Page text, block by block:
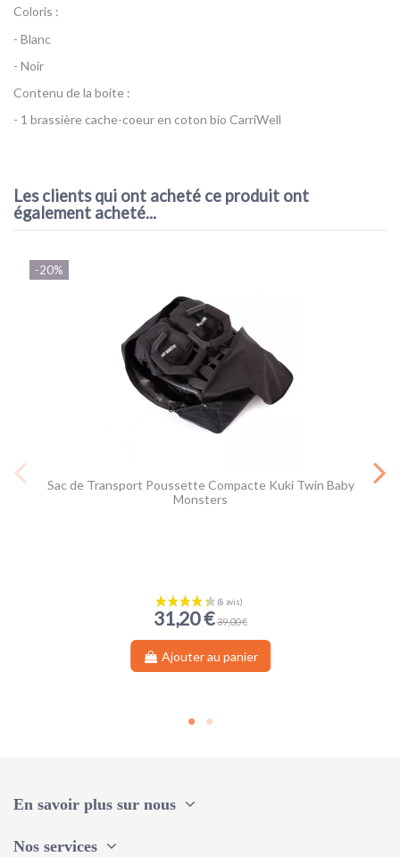
Coloris :
- Blanc
- Noir
Contenu de la boite :
- 1 brassière cache-coeur en coton bio CarriWell
Les clients qui ont acheté ce produit ont
également acheté...
-20%
Sac de Transport Poussette Compacte Kuki Twin Baby
Monsters
31,20 € 39,00 €
Ajouter au panier
En savoir plus sur nous
Nos services